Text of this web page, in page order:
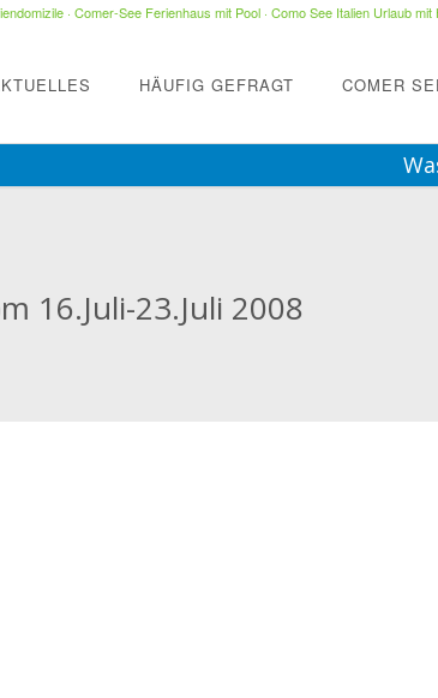
· Comer-See Ferienhaus mit Pool· Como See Italien Urlaub mit
HÄUFIG GEFRAGT COMER
16.Juli-23.Juli 2008